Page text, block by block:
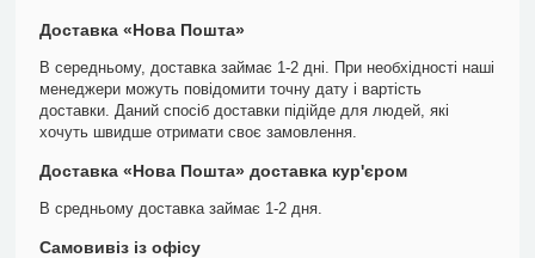
Доставка «Нова Пошта»
В середньому, доставка займає 1-2 дні. При необхідності наші
менеджери можуть повідомити точну дату і вартість
доставки. Даний спосіб доставки підійде для людей, які
хочуть швидше отримати своє замовлення.
Доставка «Нова Пошта» доставка кур'єром
В средньому доставка займає 1-2 дня.
Самовивіз із офісу